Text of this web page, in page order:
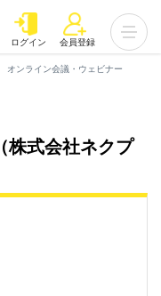
ログイン 会員登録
オンライン会議・ウェビナー
株式会社ネクプ